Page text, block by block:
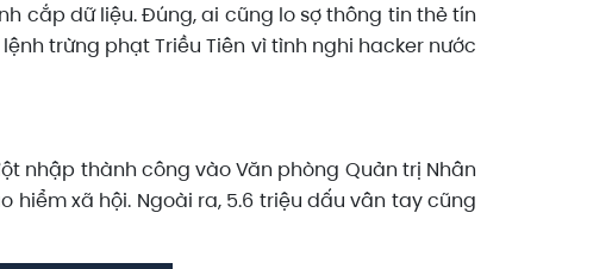
cắp dữ liệu. Đúng, ai cũng lo sợ thông tin thẻ tín
trừng phạt Triều Tiên vì tình nghi hacker nước
nhập thành công vào Văn phòng Quản trị Nhân
hiểm xã hội. Ngoài ra, 5.6 triệu dấu vân tay cũng